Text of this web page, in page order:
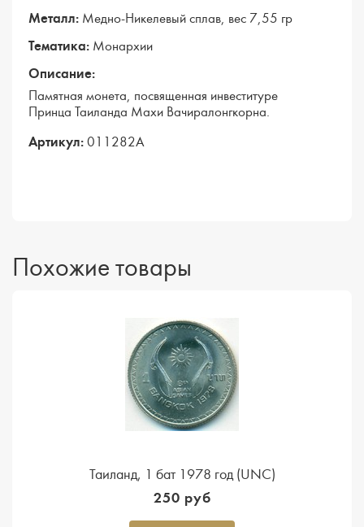
Металл: Медно-Никелевый сплав, вес 7,55 гр
Тематика: Монархии
Описание:
Памятная монета, посвященная инвеституре
Принца Таиланда Махи Вачиралонгкорна.
Артикул: 011282А
Похожие товары
Таиланд, 1 бат 1978 год (UNC)
250 руб